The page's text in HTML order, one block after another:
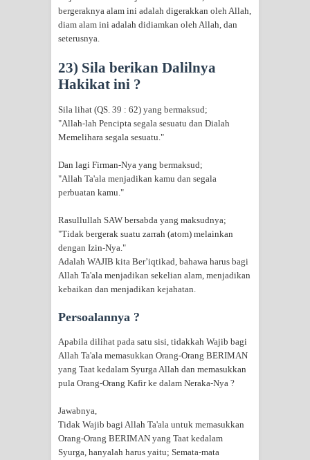
bergeraknya alam ini adalah digerakkan oleh Allah,
diam alam ini adalah didiamkan oleh Allah, dan
seterusnya.
23) Sila berikan Dalilnya
Hakikat ini ?
Sila lihat (QS. 39 : 62) yang bermaksud;
"Allah-lah Pencipta segala sesuatu dan Dialah
Memelihara segala sesuatu."
Dan lagi Firman-Nya yang bermaksud;
"Allah Ta'ala menjadikan kamu dan segala
perbuatan kamu."
Rasullullah SAW bersabda yang maksudnya;
"Tidak bergerak suatu zarrah (atom) melainkan
dengan Izin-Nya."
Adalah WAJIB kita Ber’iqtikad, bahawa harus bagi
Allah Ta'ala menjadikan sekelian alam, menjadikan
kebaikan dan menjadikan kejahatan.
Persoalannya ?
Apabila dilihat pada satu sisi, tidakkah Wajib bagi
Allah Ta'ala memasukkan Orang-Orang BERIMAN
yang Taat kedalam Syurga Allah dan memasukkan
pula Orang-Orang Kafir ke dalam Neraka-Nya ?
Jawabnya,
Tidak Wajib bagi Allah Ta'ala untuk memasukkan
Orang-Orang BERIMAN yang Taat kedalam
Syurga, hanyalah harus yaitu; Semata-mata